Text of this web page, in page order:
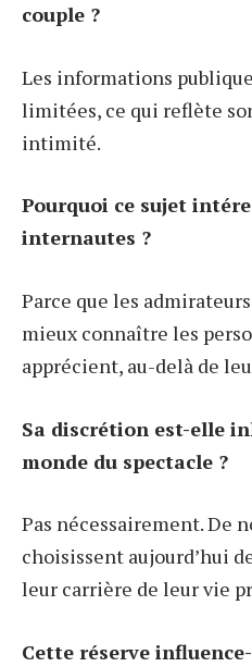
couple ?
Les informations
limitées, ce qui reflète
intimité.
Pourquoi ce sujet
internautes ?
Parce que les
mieux connaître les
apprécient, au-delà de
Sa discrétion est-elle
monde du spectacle ?
Pas nécessairement. De
choisissent aujourd’hui
leur carrière de leur vie
Cette réserve